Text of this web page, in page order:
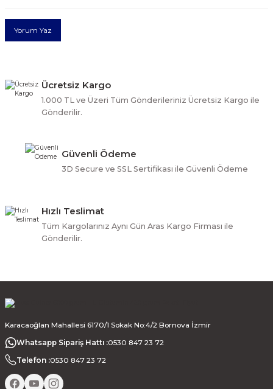
Bu ürüne benzer farklı alternatifler olmalı.
Gönder
Yorum Yaz
Ücretsiz Kargo
1.000 TL ve Üzeri Tüm Gönderileriniz Ücretsiz Kargo ile
Gönderilir.
Güvenli Ödeme
3D Secure ve SSL Sertifikası ile Güvenli Ödeme
Hızlı Teslimat
Tüm Kargolarınız Aynı Gün Aras Kargo Firması ile
Gönderilir.
Karacaoğlan Mahallesi 6170/1 Sokak No:4/2 Bornova İzmir
Whatsapp Sipariş Hattı :0530 847 23 72
Telefon :0530 847 23 72